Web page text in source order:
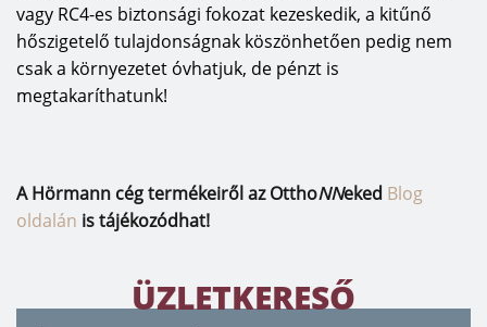
vagy RC4-es biztonsági fokozat kezeskedik, a kitűnő
hőszigetelő tulajdonságnak köszönhetően pedig nem
csak a környezetet óvhatjuk, de pénzt is
megtakaríthatunk!
A Hörmann cég termékeiről az OtthoNNeked Blog
oldalán is tájékozódhat!
ÜZLETKERESŐ